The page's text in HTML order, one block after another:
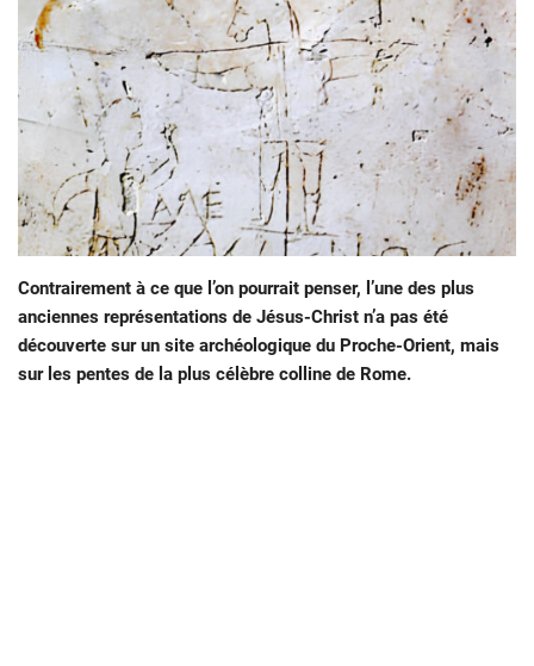
Contrairement à ce que l’on pourrait penser, l’une des plus
anciennes représentations de Jésus-Christ n’a pas été
découverte sur un site archéologique du Proche-Orient, mais
sur les pentes de la plus célèbre colline de Rome.